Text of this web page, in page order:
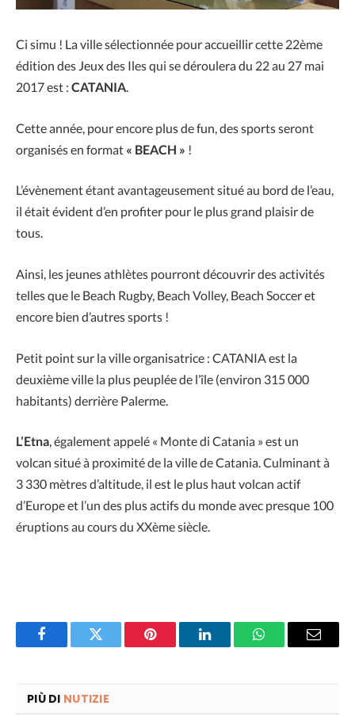
Ci simu ! La ville sélectionnée pour accueillir cette 22ème
édition des Jeux des Iles qui se déroulera du 22 au 27 mai
2017 est : CATANIA.
Cette année, pour encore plus de fun, des sports seront
organisés en format « BEACH » !
L’évènement étant avantageusement situé au bord de l’eau,
il était évident d’en profiter pour le plus grand plaisir de
tous.
Ainsi, les jeunes athlètes pourront découvrir des activités
telles que le Beach Rugby, Beach Volley, Beach Soccer et
encore bien d’autres sports !
Petit point sur la ville organisatrice : CATANIA est la
deuxième ville la plus peuplée de l’île (environ 315 000
habitants) derrière Palerme.
L’Etna, également appelé « Monte di Catania » est un
volcan situé à proximité de la ville de Catania. Culminant à
3 330 mètres d’altitude, il est le plus haut volcan actif
d’Europe et l’un des plus actifs du monde avec presque 100
éruptions au cours du XXème siècle.
FacebookTwitter Pinterest LinkedInWhatsAppEmail
PIÙ DI NUTIZIE